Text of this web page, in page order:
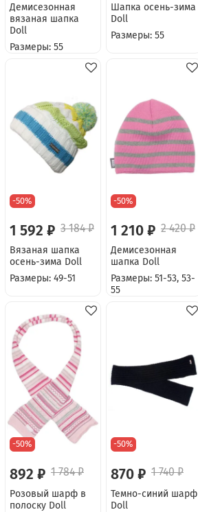
Демисезонная
вязаная шапка
Doll
Размеры: 55
Шапка осень-зима
Doll
Размеры: 55
-50%
1 592 ₽ 3 184 ₽
Вязаная шапка
осень-зима Doll
Размеры: 49-51
-50%
1 210 ₽ 2 420 ₽
Демисезонная
шапка Doll
Размеры: 51-53, 53-
55
-50%
892 ₽ 1 784 ₽
Розовый шарф в
полоску Doll
-50%
870 ₽ 1 740 ₽
Темно-синий шарф
Doll